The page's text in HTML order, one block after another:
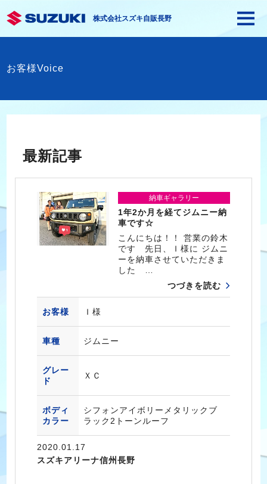
株式会社スズキ自販長野
お客様Voice
最新記事
納車ギャラリー
1年2か月を経てジムニー納
車です☆
こんにちは！！ 営業の鈴木
です 先日、Ｉ様に ジムニ
ーを納車させていただきま
した …
つづきを読む
お客様 Ｉ様
車種 ジムニー
グレー
ド
ＸＣ
ボディ
カラー
シフォンアイボリーメタリックブ
ラック2トーンルーフ
2020.01.17
スズキアリーナ信州長野